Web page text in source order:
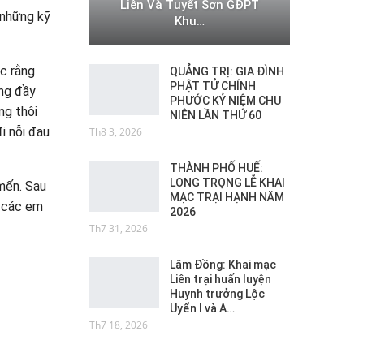
kỹ
rằng
đầy
thôi
nỗi đau
Sau
em
Liên Và Tuyết Sơn GĐPT
Khu…
QUẢNG TRỊ: GIA ĐÌNH
PHẬT TỬ CHÍNH
PHƯỚC KỶ NIỆM CHU
NIÊN LẦN THỨ 60
Th8 3, 2026
THÀNH PHỐ HUẾ:
LONG TRỌNG LỄ KHAI
MẠC TRẠI HẠNH NĂM
2026
Th7 31, 2026
Lâm Đồng: Khai mạc
Liên trại huấn luyện
Huynh trưởng Lộc
Uyển I và A…
Th7 18, 2026